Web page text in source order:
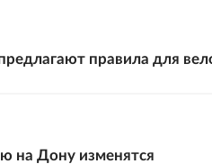
правила для
на Дону изменятся